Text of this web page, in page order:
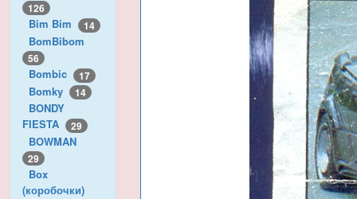
126
Bim Bim 14
BomBibom
56
Bombic 17
Bomky 14
BONDY
FIESTA
29
BOWMAN
29
Box
(коробочки)